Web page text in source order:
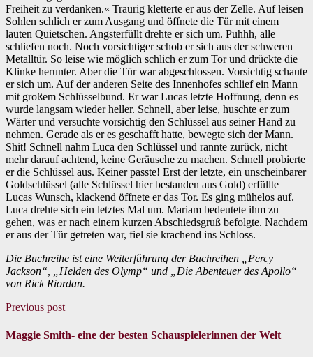
Freiheit zu verdanken.« Traurig kletterte er aus der Zelle. Auf leisen
Sohlen schlich er zum Ausgang und öffnete die Tür mit einem
lauten Quietschen. Angsterfüllt drehte er sich um. Puhhh, alle
schliefen noch. Noch vorsichtiger schob er sich aus der schweren
Metalltür. So leise wie möglich schlich er zum Tor und drückte die
Klinke herunter. Aber die Tür war abgeschlossen. Vorsichtig schaute
er sich um. Auf der anderen Seite des Innenhofes schlief ein Mann
mit großem Schlüsselbund. Er war Lucas letzte Hoffnung, denn es
wurde langsam wieder heller. Schnell, aber leise, huschte er zum
Wärter und versuchte vorsichtig den Schlüssel aus seiner Hand zu
nehmen. Gerade als er es geschafft hatte, bewegte sich der Mann.
Shit! Schnell nahm Luca den Schlüssel und rannte zurück, nicht
mehr darauf achtend, keine Geräusche zu machen. Schnell probierte
er die Schlüssel aus. Keiner passte! Erst der letzte, ein unscheinbarer
Goldschlüssel (alle Schlüssel hier bestanden aus Gold) erfüllte
Lucas Wunsch, klackend öffnete er das Tor. Es ging mühelos auf.
Luca drehte sich ein letztes Mal um. Mariam bedeutete ihm zu
gehen, was er nach einem kurzen Abschiedsgruß befolgte. Nachdem
er aus der Tür getreten war, fiel sie krachend ins Schloss.
Die Buchreihe ist eine Weiterführung der Buchreihen „Percy
Jackson“, „Helden des Olymp“ und „Die Abenteuer des Apollo“
von Rick Riordan.
Previous post
Maggie Smith- eine der besten Schauspielerinnen der Welt